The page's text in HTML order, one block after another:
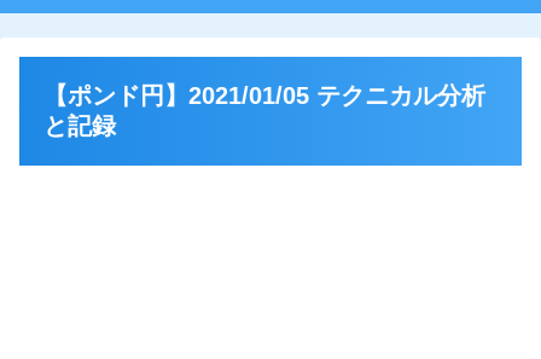
【ポンド円】2021/01/05 テクニカル分析
と記録